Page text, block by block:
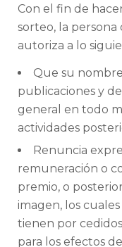
Con el fin de
sorteo, la
autoriza a lo
Que su
publicaciones y
general en todo
actividades
Renuncia
remuneración o
premio, o
imagen, los
tienen por
para los efectos